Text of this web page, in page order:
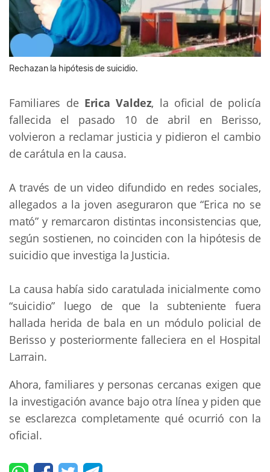
Rechazan la hipótesis de suicidio.
Familiares de Erica Valdez, la oficial de policía
fallecida el pasado 10 de abril en Berisso,
volvieron a reclamar justicia y pidieron el cambio
de carátula en la causa.
A través de un video difundido en redes sociales,
allegados a la joven aseguraron que “Erica no se
mató” y remarcaron distintas inconsistencias que,
según sostienen, no coinciden con la hipótesis de
suicidio que investiga la Justicia.
La causa había sido caratulada inicialmente como
“suicidio” luego de que la subteniente fuera
hallada herida de bala en un módulo policial de
Berisso y posteriormente falleciera en el Hospital
Larrain.
Ahora, familiares y personas cercanas exigen que
la investigación avance bajo otra línea y piden que
se esclarezca completamente qué ocurrió con la
oficial.